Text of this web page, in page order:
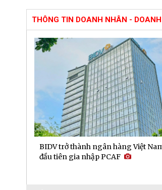
THÔNG TIN DOANH NHÂN - DOANH
BIDV trở thành ngân hàng Việt
đầu tiên gia nhập PCAF